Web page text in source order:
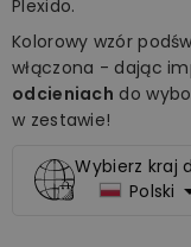
Plexido.
Kolorowy wzór
włączona - dając
odcieniach do
w zestawie!
Wybierz kraj
Polski